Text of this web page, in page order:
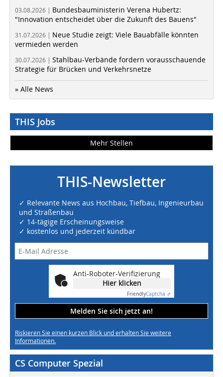
03.08.2026 | Bundesbauministerin Verena Hubertz:
"Innovation entscheidet über die Zukunft des Bauens"
31.07.2026 | Neue Studie zeigt: Viele Bauabfälle könnten
vermieden werden
30.07.2026 | Stahlbau-Verbände fordern vorausschauende
Strategie für Brücken und Verkehrsnetze
» Alle News
THIS Jobs
Mehr Stellen
THIS-Newsletter
✓ Relevante News aus Hochbau, Tiefbau, Ingenieurbau
und Straßenbau
✓ 14-tägige Erscheinungsweise
✓ kostenlos und jederzeit kündbar
Anti-Roboter-Verifizierung
Hier klicken
FriendlyCaptcha ⇗
Melden Sie sich jetzt an!
Riskieren Sie einen kurzen Blick und erhalten Sie weitere
Informationen.
CS Computer Spezial